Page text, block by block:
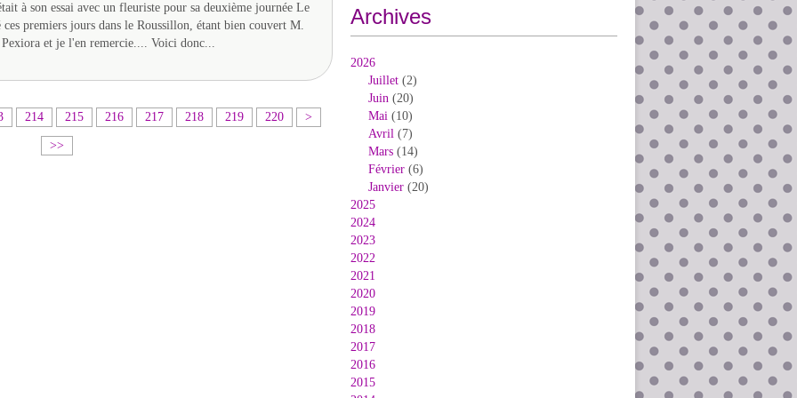
à son essai avec un fleuriste pour sa deuxième journée Le
ces premiers jours dans le Roussillon, étant bien couvert M.
Pexiora et je l'en remercie.... Voici donc...
214 215 216 217 218 219 220
2
2
2
2
2
2
2
3
4
5
>
>>
Archives
2026
Juillet (2)
Juin (20)
Mai (10)
Avril (7)
Mars (14)
Février (6)
Janvier (20)
2025
2024
2023
2022
2021
2020
2019
2018
2017
2016
2015